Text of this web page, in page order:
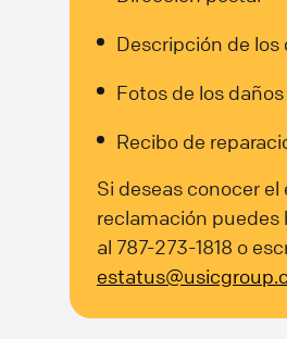
Descripción de los
Fotos de los daños
Recibo de
Si deseas conocer
reclamación puedes
al 787-273-1818 o